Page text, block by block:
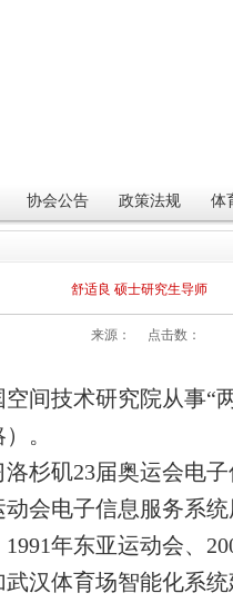
协会公告 政策法规 体
舒适良 硕士研究生导师
来源： 点击数：
间技术研究院从事“
。
杉矶23届奥运会电
动会电子信息服务系
年东亚运动会、
汉体育场智能化系